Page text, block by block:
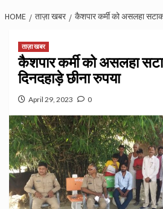
HOME ताज़ा खबर कैशपार कर्मी को असलहा
ताज़ा खबर
कैशपार कर्मी को असलहा
दिनदहाड़े छीना रुपया
April 29, 2023 0